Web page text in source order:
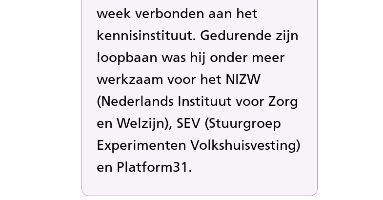
week verbonden aan het
kennisinstituut. Gedurende zijn
loopbaan was hij onder meer
werkzaam voor het NIZW
(Nederlands Instituut voor Zorg
en Welzijn), SEV (Stuurgroep
Experimenten Volkshuisvesting)
en Platform31.